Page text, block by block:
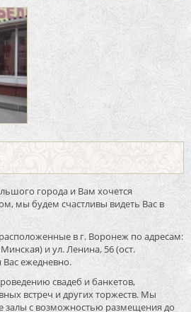
города и Вам хочется
мы будем счастливы видеть Вас в
в г. Воронеж по адресам:
и ул. Ленина, 56 (ост.
Вас ежедневно.
свадеб и банкетов,
встреч и других торжеств. Мы
залы с возможностью размещения до